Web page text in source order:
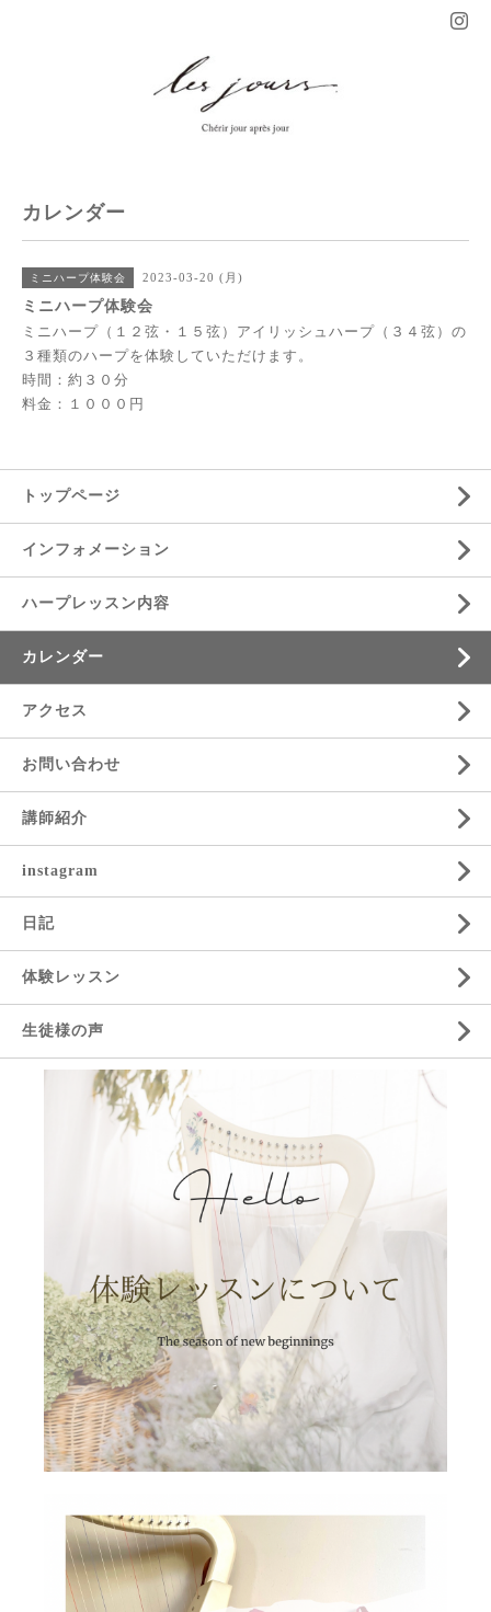
カレンダー
ミニハープ体験会 2023-03-20 (月)
ミニハープ体験会
ミニハープ（１２弦・１５弦）アイリッシュハープ（３４弦）の
３種類のハープを体験していただけます。
時間：約３０分
料金：１０００円
トップページ
インフォメーション
ハープレッスン内容
カレンダー
アクセス
お問い合わせ
講師紹介
instagram
日記
体験レッスン
生徒様の声